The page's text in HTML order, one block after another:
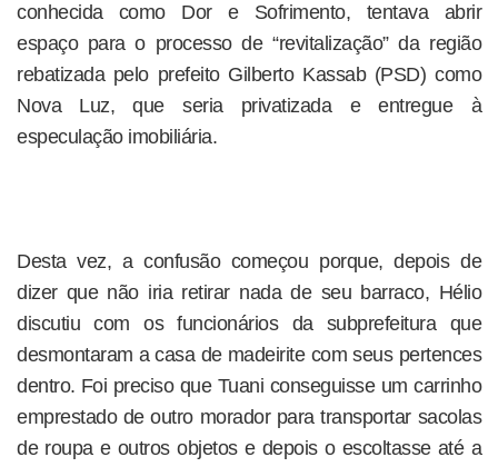
conhecida como Dor e Sofrimento, tentava abrir
espaço para o processo de “revitalização” da região
rebatizada pelo prefeito Gilberto Kassab (PSD) como
Nova Luz, que seria privatizada e entregue à
especulação imobiliária.
Desta vez, a confusão começou porque, depois de
dizer que não iria retirar nada de seu barraco, Hélio
discutiu com os funcionários da subprefeitura que
desmontaram a casa de madeirite com seus pertences
dentro. Foi preciso que Tuani conseguisse um carrinho
emprestado de outro morador para transportar sacolas
de roupa e outros objetos e depois o escoltasse até a